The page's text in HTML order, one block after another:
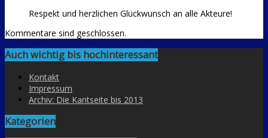
Respekt und herzlichen Glückwunsch an alle Akteure!
Kommentare sind geschlossen.
Auch wichtig bis hochinteressant
Kontakt
Impressum
Archiv: Die Kantseite bis 2013
Kategorien